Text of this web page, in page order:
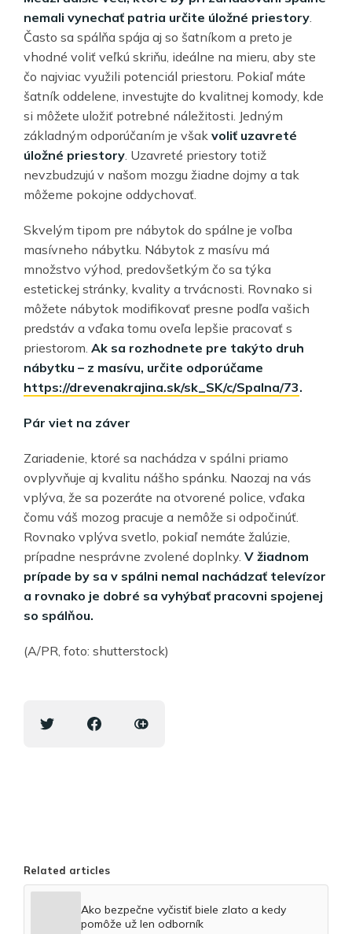
nemali vynechať patria určite úložné priestory
Často sa spálňa spája aj so šatníkom a preto je
vhodné voliť veľkú skriňu, ideálne na mieru, aby ste
čo najviac využili potenciál priestoru. Pokiaľ máte
šatník oddelene, investujte do kvalitnej komody, kde
si môžete uložiť potrebné náležitosti. Jedným
základným odporúčaním je však voliť uzavreté
úložné priestory . Uzavreté priestory totiž
nevzbudzujú v našom mozgu žiadne dojmy a tak
môžeme pokojne oddychovať.
Skvelým tipom pre nábytok do spálne je voľba
masívneho nábytku. Nábytok z masívu má
množstvo výhod, predovšetkým čo sa týka
estetickej stránky, kvality a trvácnosti. Rovnako si
môžete nábytok modifikovať presne podľa vašich
predstáv a vďaka tomu oveľa lepšie pracovať s
priestorom. Ak sa rozhodnete pre takýto druh
nábytku – z masívu, určite odporúčame
https://drevenakrajina.sk/sk_SK/c/Spalna/73.
Pár viet na záver
Zariadenie, ktoré sa nachádza v spálni priamo
ovplyvňuje aj kvalitu nášho spánku. Naozaj na vás
vplýva, že sa pozeráte na otvorené police, vďaka
čomu váš mozog pracuje a nemôže si odpočinúť.
Rovnako vplýva svetlo, pokiaľ nemáte žalúzie,
prípadne nesprávne zvolené doplnky. V žiadnom
prípade by sa v spálni nemal nachádzať televízor
a rovnako je dobré sa vyhýbať pracovni spojenej
so spálňou.
(A/PR, foto: shutterstock)
Related articles
Ako bezpečne vyčistiť biele zlato a kedy
pomôže už len odborník